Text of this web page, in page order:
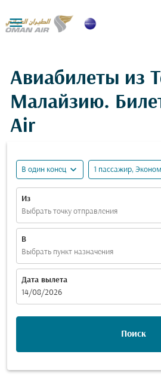

Авиабилеты из
Малайзию.
Air
В один конец expand_more 1 пассажир, Эконом
Из
Выбрать точку отправления
В
Выбрать пункт назначения
Дата вылета
fc-booking-departure-date-aria-label
14/08/2026
Поиск